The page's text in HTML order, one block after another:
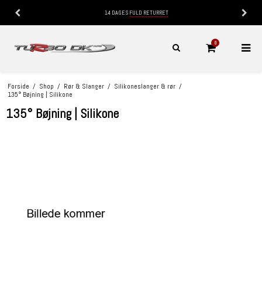
14 DAGES FULD RETURRET
0
Forside / Shop / Rør & Slanger / Silikoneslanger & rør /
135° Bøjning | Silikone
135° Bøjning | Silikone